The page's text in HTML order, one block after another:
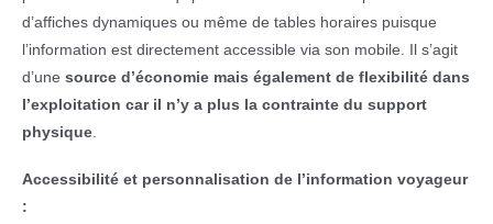
d’affiches dynamiques ou même de tables horaires puisque
l’information est directement accessible via son mobile. Il s’agit
d’une source d’économie mais également de flexibilité dans
l’exploitation car il n’y a plus la contrainte du support
physique
Accessibilité et personnalisation de l’information voyageur
: